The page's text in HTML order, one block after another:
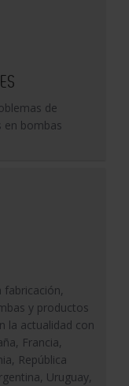
de
en bombas
fabricación,
y productos
la actualidad con
Francia,
República
Uruguay,